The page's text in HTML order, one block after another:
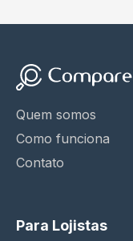
Quem somos
Como funciona
Contato
Para Lojistas